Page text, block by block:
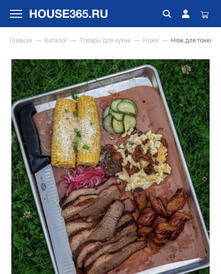
Главная Каталог Товары для кухни Ножи Нож для тонкой